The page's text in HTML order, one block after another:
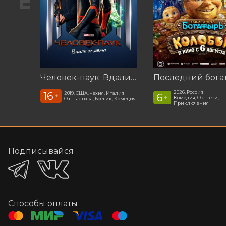
Человек-паук: Вдали от дома (2019)
16 +
2019, США, Чехия, Италия
Фантастика, Боевик, Комедия
6 +
2026, Россия
Комедия, Фэнтези,
Приключения
Подписывайся
Способы оплаты